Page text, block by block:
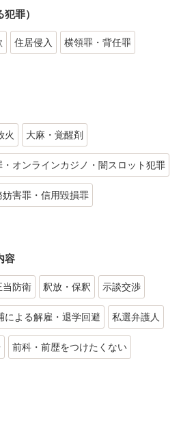
罪）
住居侵入 横領罪・背任罪
火 大麻・覚醒剤
・オンラインカジノ・闇スロット犯罪
妨害罪・信用毀損罪
容
当防衛 釈放・保釈 示談交渉
による解雇・退学回避 私選弁護人
前科・前歴をつけたくない